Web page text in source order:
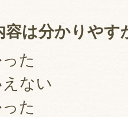
容は分かりやす
た
ない
た